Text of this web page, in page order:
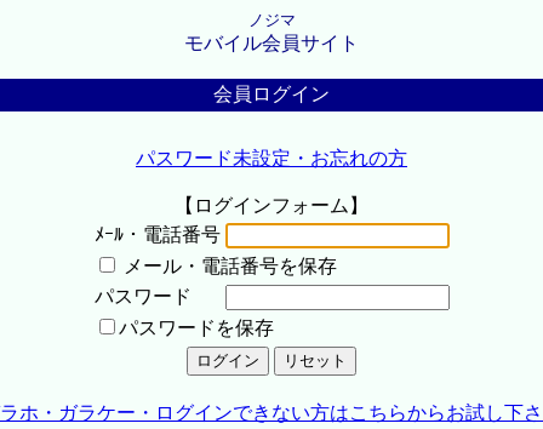
ノジマ
モバイル会員サイト
会員ログイン
パスワード未設定・お忘れの方
【ログインフォーム】
ﾒｰﾙ・電話番号
メール・電話番号を保存
パスワード
パスワードを保存
ホ・ガラケー・ログインできない方はこちらからお試し下